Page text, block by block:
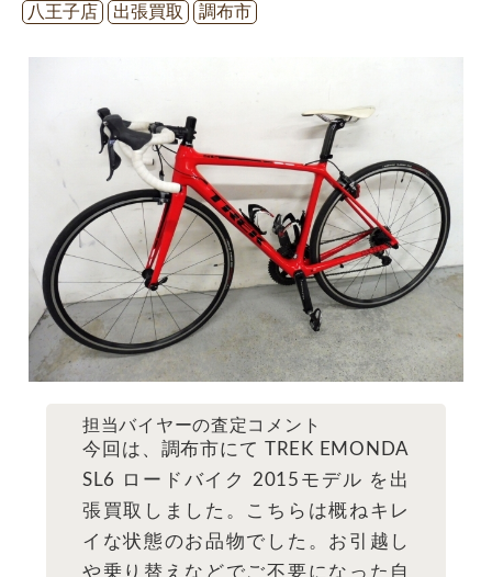
八王子店
出張買取 調布市
担当バイヤーの査定コメント
今回は、調布市にて TREK EMONDA
SL6 ロードバイク 2015モデル を出
張買取しました。こちらは概ねキレ
イな状態のお品物でした。お引越し
や乗り替えなどでご不要になった自